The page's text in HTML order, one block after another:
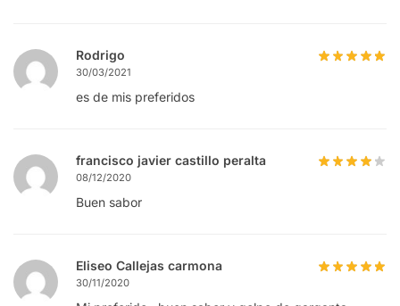
Rodrigo
30/03/2021
es de mis preferidos
francisco javier castillo peralta
08/12/2020
Buen sabor
Eliseo Callejas carmona
30/11/2020